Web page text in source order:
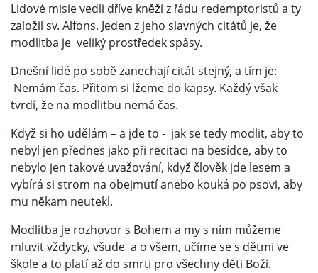
Lidové misie vedli dříve kněží z řádu redemptoristů a ty
založil sv. Alfons. Jeden z jeho slavných citátů je, že
modlitba je veliký prostředek spásy.
Dnešní lidé po sobě zanechají citát stejný, a tím je:
Nemám čas. Přitom si lžeme do kapsy. Každý však
tvrdí, že na modlitbu nemá čas.
Když si ho udělám – a jde to - jak se tedy modlit, aby to
nebyl jen přednes jako při recitaci na besídce, aby to
nebylo jen takové uvažování, když člověk jde lesem a
vybírá si strom na obejmutí anebo kouká po psovi, aby
mu někam neutekl.
Modlitba je rozhovor s Bohem a my s ním můžeme
mluvit vždycky, všude a o všem, učíme se s dětmi ve
škole a to platí až do smrti pro všechny děti Boží.